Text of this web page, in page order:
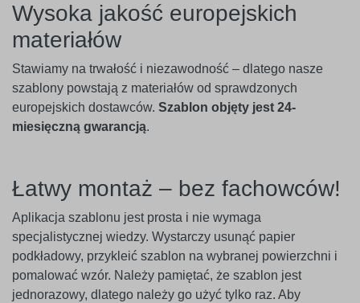
Wysoka jakość europejskich
materiałów
Stawiamy na trwałość i niezawodność – dlatego nasze
szablony powstają z materiałów od sprawdzonych
europejskich dostawców. Szablon objęty jest 24-
miesięczną gwarancją.
Łatwy montaż – bez fachowców!
Aplikacja szablonu jest prosta i nie wymaga
specjalistycznej wiedzy. Wystarczy usunąć papier
podkładowy, przykleić szablon na wybranej powierzchni i
pomalować wzór. Należy pamiętać, że szablon jest
jednorazowy, dlatego należy go użyć tylko raz. Aby